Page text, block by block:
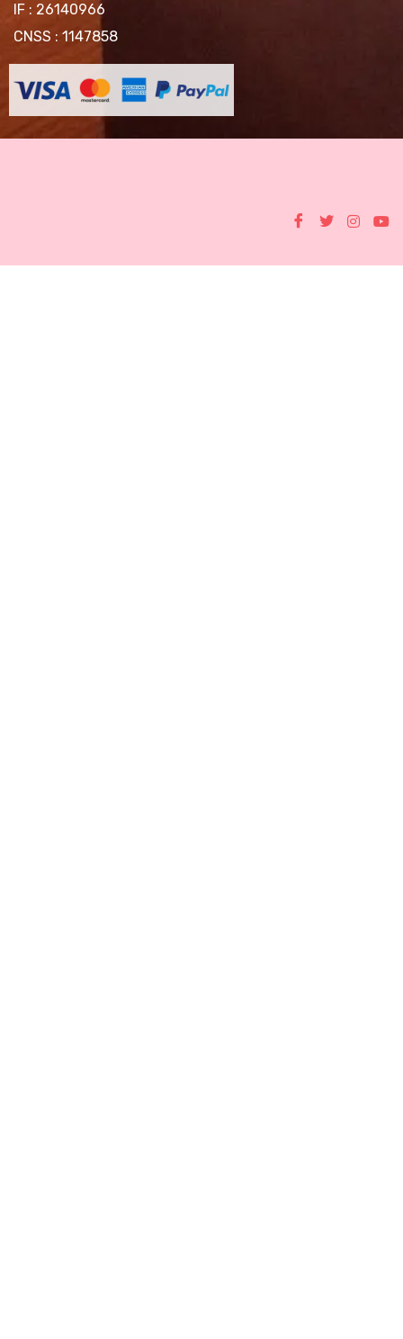
IF : 26140966
CNSS : 1147858